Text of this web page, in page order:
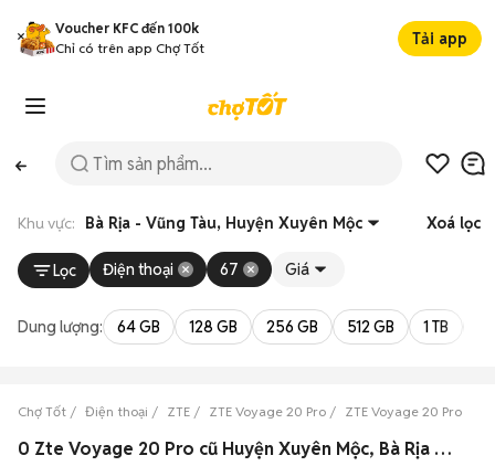
Voucher KFC đến 100k
Chỉ có trên app Chợ Tốt
Tải app
Khu vực: Bà Rịa - Vũng Tàu, Huyện Xuyên Mộc Xoá lọc
Lọc Điện thoại 67 Giá
Dung lượng: 64 GB 128 GB 256 GB 512 GB 1 TB
Chợ Tốt Điện thoại ZTE ZTE Voyage 20 Pro ZTE Voyage 20 Pro Bà
0 Zte Voyage 20 Pro cũ Huyện Xuyên Mộc, Bà Rịa - Vũng Tàu đẹp